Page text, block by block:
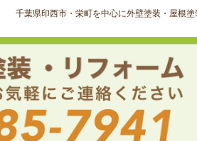
千葉県印西市・栄町を中心に外壁塗装・屋根塗